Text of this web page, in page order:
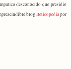
desconocido que presidió
blog Beticopediapor